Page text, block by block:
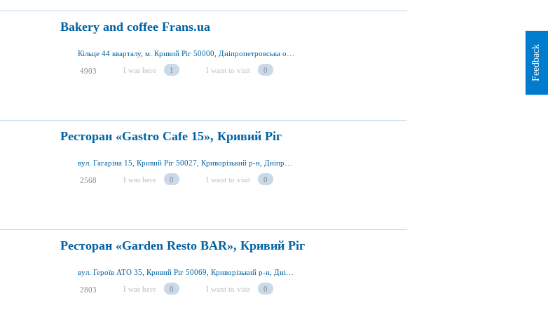
Bakery and coffee Frans.ua
4903 I was here 1 I want to visit 0
Ресторан «Gastro Cafe 15», Кривий Ріг
2568 I was here 0 I want to visit 0
Ресторан «Garden Resto BAR», Кривий Ріг
2803 I was here 0 I want to visit 0
Feedback